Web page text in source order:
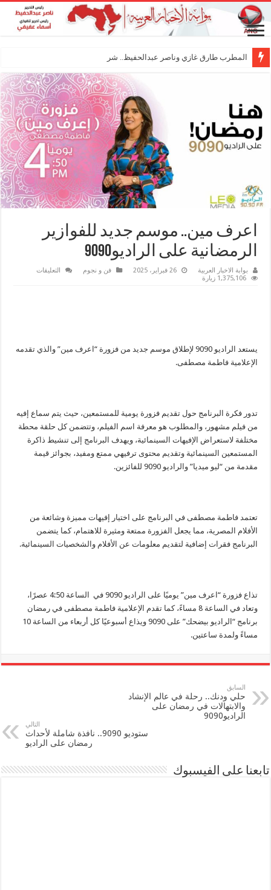
المطرب طارق غازي وناصر عبدالحفيظ.. شراكة فني
اعرف مين.. موسم جديد للفوازير
الرمضانية على الراديو9090
بوابة الاخبار العربية 26 فبراير، 2025 فن و نجوم التعليقات
1,375,106 زيارة
يستعد الراديو 9090 لإطلاق موسم جديد من فزورة “اعرف مين” والذي تقدمه
الإعلامية فاطمة مصطفى.
تدور فكرة البرنامج حول تقديم فزورة يومية للمستمعين، حيث يتم سماع إفيه
من فيلم مشهور، والمطلوب هو معرفة اسم الفيلم، وتتضمن كل حلقة محطة
مختلفة لاستعراض الإفيهات السينمائية، ويهدف البرنامج إلى تنشيط ذاكرة
المستمعين السينمائية وتقديم محتوى ترفيهي ممتع ومفيد، بجوائز قيمة
مقدمة من “ليو ميديا” والراديو 9090 للفائزين.
تعتمد فاطمة مصطفى في البرنامج على اختيار إفيهات مميزة وشائعة من
الأفلام المصرية، مما يجعل الفزورة ممتعة ومثيرة للاهتمام، كما يتضمن
البرنامج فقرات إضافية لتقديم معلومات عن الأفلام والشخصيات السينمائية.
تذاع فزورة “اعرف مين” يوميًا على الراديو 9090 في الساعة 4:50 عصرًا،
وتعاد في الساعة 8 مساءً، كما تقدم الإعلامية فاطمة مصطفى في رمضان
برنامج “الراديو بيضحك” على 9090 ويذاع أسبوعيًا كل أربعاء من الساعة 10
مساءً ولمدة ساعتين.
السابق
حلي ودنك.. رحلة في عالم الإنشاد
والابتهالات في رمضان على
الراديو9090
التالي
ستوديو 9090.. نافذة شاملة لأحداث
رمضان على الراديو
تابعنا على الفيسبوك